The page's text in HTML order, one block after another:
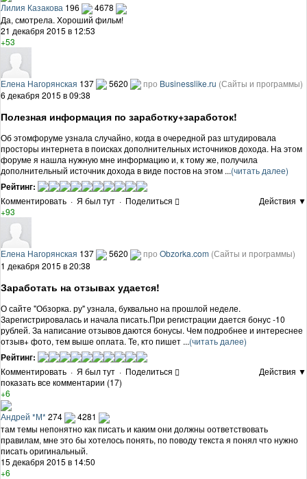
Лилия Казакова 196
4678
Да, смотрела. Хороший фильм!
21 декабря 2015 в 12:53
+53
Елена Нагорянская 137 5620 про Businesslike.ru (Сайты и программы)
6 декабря 2015 в 09:38
Полезная информация по заработку+заработок!
Об этомфоруме узнала случайно, когда в очередной раз штудировала
просторы интернета в поисках дополнительных источников дохода. На этом
форуме я нашла нужную мне информацию и, к тому же, получила
дополнительный источник дохода в виде постов на этом ...(читать далее)
Рейтинг:
Комментировать · Я был тут · Поделиться
Действия ▼
+93
Елена Нагорянская 137 5620 про Obzorka.com (Сайты и программы)
1 декабря 2015 в 20:38
Заработать на отзывах удается!
О сайте "Обзорка. ру" узнала, буквально на прошлой неделе.
Зарегистрировалась и начала писать.При регистрации дается бонус -10
рублей. За написание отзывов даются бонусы. Чем подробнее и интереснее
отзыв+ фото, тем выше оплата. Те, кто пишет ...(читать далее)
Рейтинг:
Комментировать · Я был тут · Поделиться
Действия ▼
показать все комментарии (17)
+6
Андрей *М* 274
4281
там темы непонятно как писать и каким они должны оответствовать
правилам, мне это бы хотелось понять, по поводу текста я понял что нужно
писать оригинальный.
15 декабря 2015 в 14:50
+6